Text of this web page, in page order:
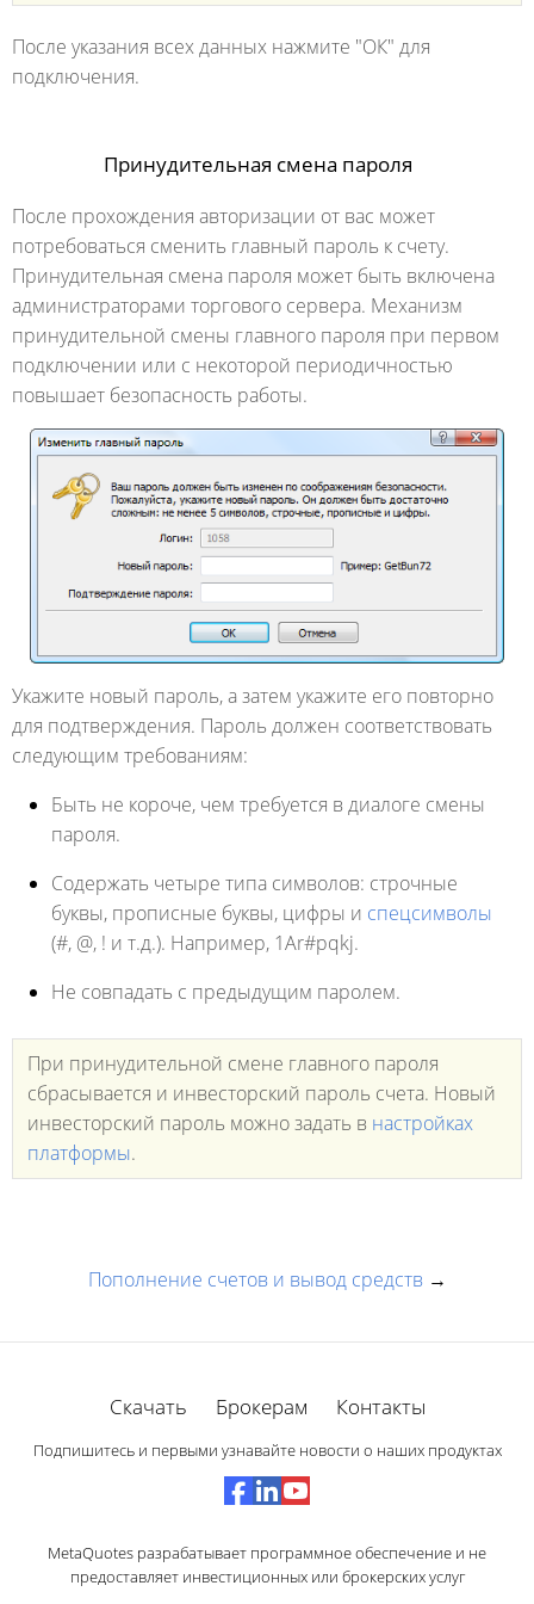
После указания всех данных нажмите "ОК" для
подключения.
Принудительная смена пароля
После прохождения авторизации от вас может
потребоваться сменить главный пароль к счету.
Принудительная смена пароля может быть включена
администраторами торгового сервера. Механизм
принудительной смены главного пароля при первом
подключении или с некоторой периодичностью
повышает безопасность работы.
Укажите новый пароль, а затем укажите его повторно
для подтверждения. Пароль должен соответствовать
следующим требованиям:
Быть не короче, чем требуется в диалоге смены
пароля.
Содержать четыре типа символов: строчные
буквы, прописные буквы, цифры и спецсимволы
(#, @, ! и т.д.). Например, 1Ar#pqkj.
Не совпадать с предыдущим паролем.
При принудительной смене главного пароля
сбрасывается и инвесторский пароль счета. Новый
инвесторский пароль можно задать в настройках
платформы.
Пополнение счетов и вывод средств →
Скачать Брокерам Контакты
Подпишитесь и первыми узнавайте новости о наших продуктах
MetaQuotes разрабатывает программное обеспечение и не
предоставляет инвестиционных или брокерских услуг